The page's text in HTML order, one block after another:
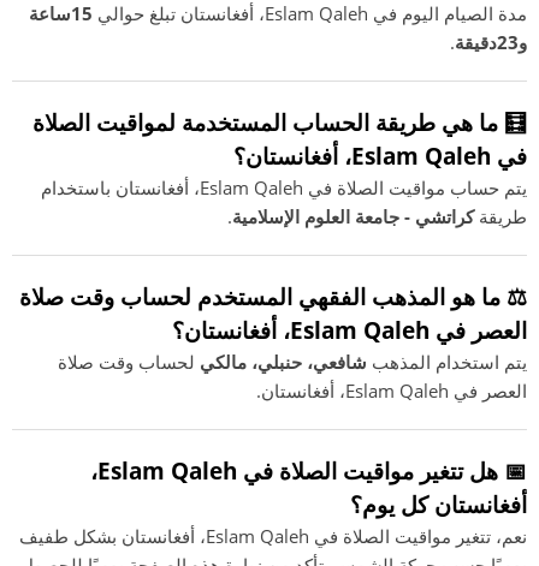
مدة الصيام اليوم في Eslam Qaleh، أفغانستان تبلغ حوالي
15ساعة
و23دقيقة
.
🧮 ما هي طريقة الحساب المستخدمة لمواقيت الصلاة
في Eslam Qaleh، أفغانستان؟
يتم حساب مواقيت الصلاة في Eslam Qaleh، أفغانستان باستخدام
طريقةكراتشي - جامعة العلوم الإسلامية.
⚖️ ما هو المذهب الفقهي المستخدم لحساب وقت صلاة
العصر في Eslam Qaleh، أفغانستان؟
يتم استخدام المذهب شافعي، حنبلي، مالكي لحساب وقت صلاة
العصر في Eslam Qaleh، أفغانستان.
📅 هل تتغير مواقيت الصلاة في Eslam Qaleh،
أفغانستان كل يوم؟
نعم، تتغير مواقيت الصلاة في Eslam Qaleh، أفغانستان بشكل طفيف